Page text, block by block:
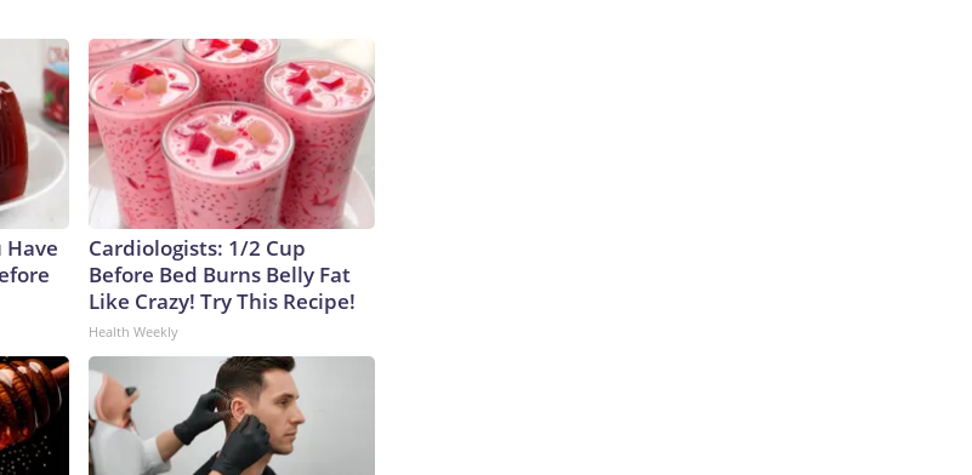
Have
Cardiologists: 1/2 Cup
Before Bed Burns Belly Fat
Like Crazy! Try This Recipe!
Health Weekly